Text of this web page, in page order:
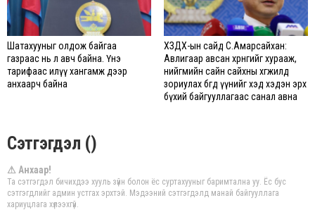
Шатахууныг олдож байгаа
газраас нь л авч байна. Үнэ
тарифаас илүү хангамж дээр
анхаарч байна
ХЗДХ-ын сайд С.Амарсайхан:
Авлигаар авсан хөрөнгийг хурааж,
нийгмийн сайн сайхны хөгжилд
зориулах бөгөөд үүнийг хэд хэдэн эрх
бүхий байгууллагаас санал авна
Сэтгэгдэл ()
⚠ Анхаар!
Та сэтгэгдэл бичихдээ хууль зүйн болон ёс суртахууныг баримтална уу. Ёс бус
сэтгэгдлийг админ устгах эрхтэй. Мэдээний сэтгэгдэлд манай байгууллага
хариуцлага хүлээхгүй.